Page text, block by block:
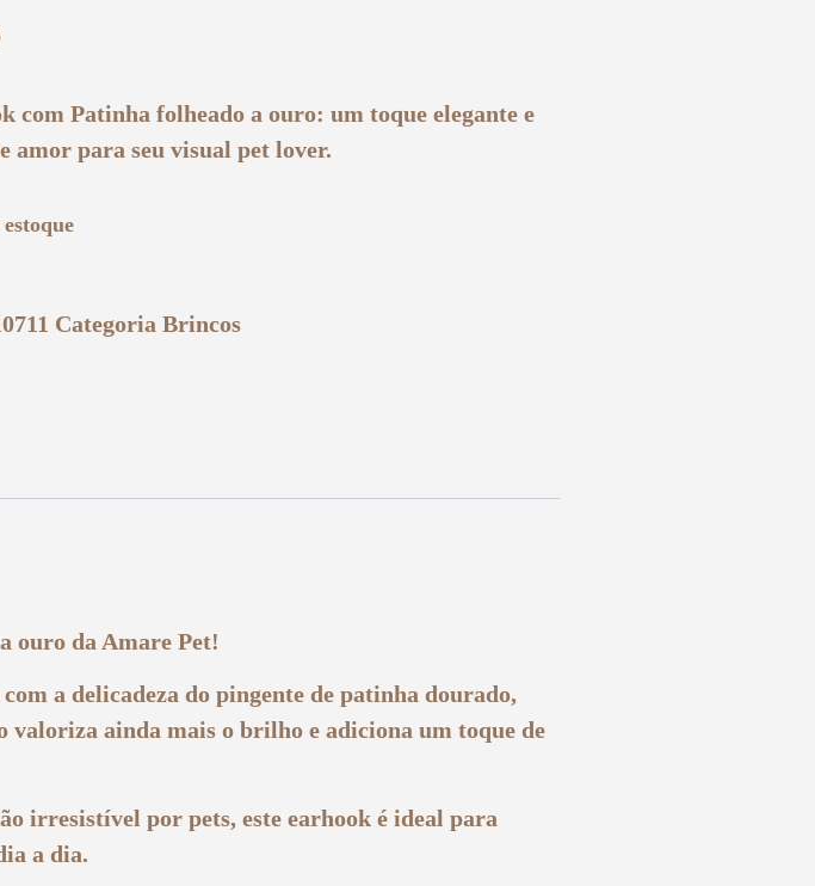
com Patinha folheado a ouro: um toque elegante e
amor para seu visual pet lover.
Categoria Brincos
ouro da Amare Pet!
a delicadeza do pingente de patinha dourado,
valoriza ainda mais o brilho e adiciona um toque de
irresistível por pets, este earhook é ideal para
a dia.